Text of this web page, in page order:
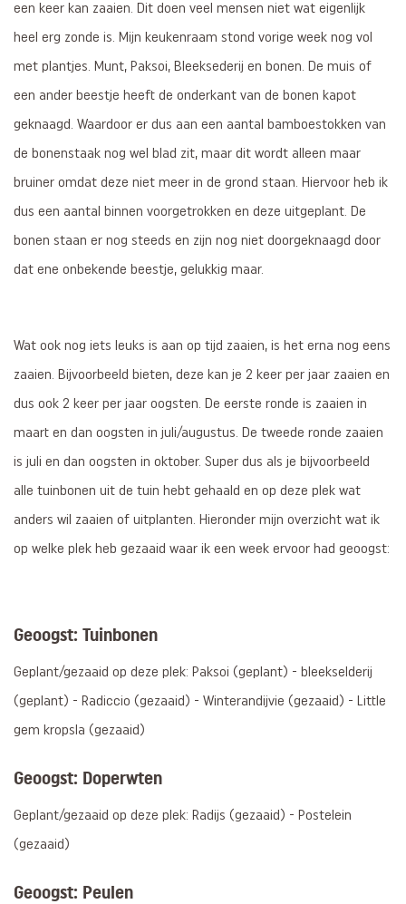
een keer kan zaaien. Dit doen veel mensen niet wat eigenlijk
heel erg zonde is. Mijn keukenraam stond vorige week nog vol
met plantjes. Munt, Paksoi, Bleeksederij en bonen. De muis of
een ander beestje heeft de onderkant van de bonen kapot
geknaagd. Waardoor er dus aan een aantal bamboestokken van
de bonenstaak nog wel blad zit, maar dit wordt alleen maar
bruiner omdat deze niet meer in de grond staan. Hiervoor heb ik
dus een aantal binnen voorgetrokken en deze uitgeplant. De
bonen staan er nog steeds en zijn nog niet doorgeknaagd door
dat ene onbekende beestje, gelukkig maar.
Wat ook nog iets leuks is aan op tijd zaaien, is het erna nog eens
zaaien. Bijvoorbeeld bieten, deze kan je 2 keer per jaar zaaien en
dus ook 2 keer per jaar oogsten. De eerste ronde is zaaien in
maart en dan oogsten in juli/augustus. De tweede ronde zaaien
is juli en dan oogsten in oktober. Super dus als je bijvoorbeeld
alle tuinbonen uit de tuin hebt gehaald en op deze plek wat
anders wil zaaien of uitplanten. Hieronder mijn overzicht wat ik
op welke plek heb gezaaid waar ik een week ervoor had geoogst:
Geoogst: Tuinbonen
Geplant/gezaaid op deze plek: Paksoi (geplant) - bleekselderij
(geplant) - Radiccio (gezaaid) - Winterandijvie (gezaaid) - Little
gem kropsla (gezaaid)
Geoogst: Doperwten
Geplant/gezaaid op deze plek: Radijs (gezaaid) - Postelein
(gezaaid)
Geoogst: Peulen